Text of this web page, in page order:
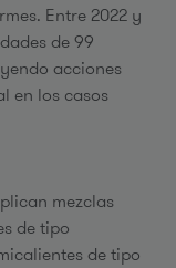
Entre 2022 y
de 99
acciones
en los casos
mezclas
de tipo
de tipo